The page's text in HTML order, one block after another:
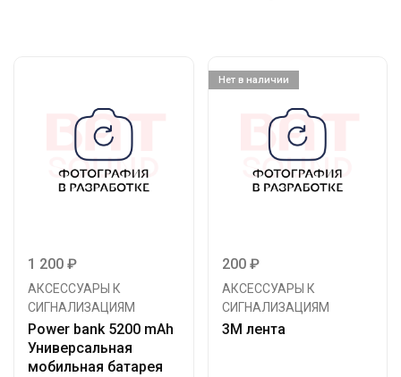
1 200 ₽
АКСЕССУАРЫ К
СИГНАЛИЗАЦИЯМ
Power bank 5200 mAh
Универсальная
мобильная батарея
Нет в наличии
200 ₽
АКСЕССУАРЫ К
СИГНАЛИЗАЦИЯМ
3М лента